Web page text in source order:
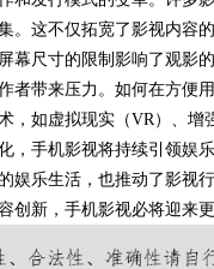
。这不仅拓宽了影视内容
幕尺寸的限制影响了观影
者带来压力。如何在方便
，如虚拟现实（VR）、
，手机影视将持续引领娱
娱乐生活，也推动了影视
创新，手机影视必将迎来